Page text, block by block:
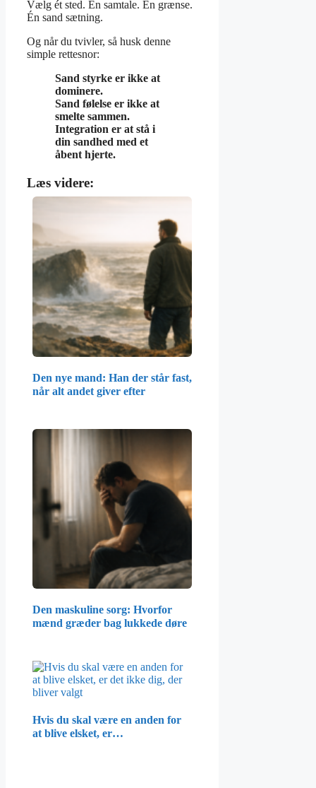
Vælg ét sted. Én samtale. Én grænse.
Én sand sætning.
Og når du tvivler, så husk denne
simple rettesnor:
Sand styrke er ikke at
dominere.
Sand følelse er ikke at
smelte sammen.
Integration er at stå i
din sandhed med et
åbent hjerte.
Læs videre:
Den nye mand: Han der står fast,
når alt andet giver efter
Den maskuline sorg: Hvorfor
mænd græder bag lukkede døre
Hvis du skal være en anden for
at blive elsket, er…